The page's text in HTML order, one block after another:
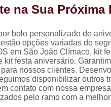
na Sua Próxima
bolo personalizado de
opções variadas do
em São João Clímaco, kit
kit festa aniversário.
nossos clientes.
disponibilizar outros
contato com nossa
pelo ramo com a